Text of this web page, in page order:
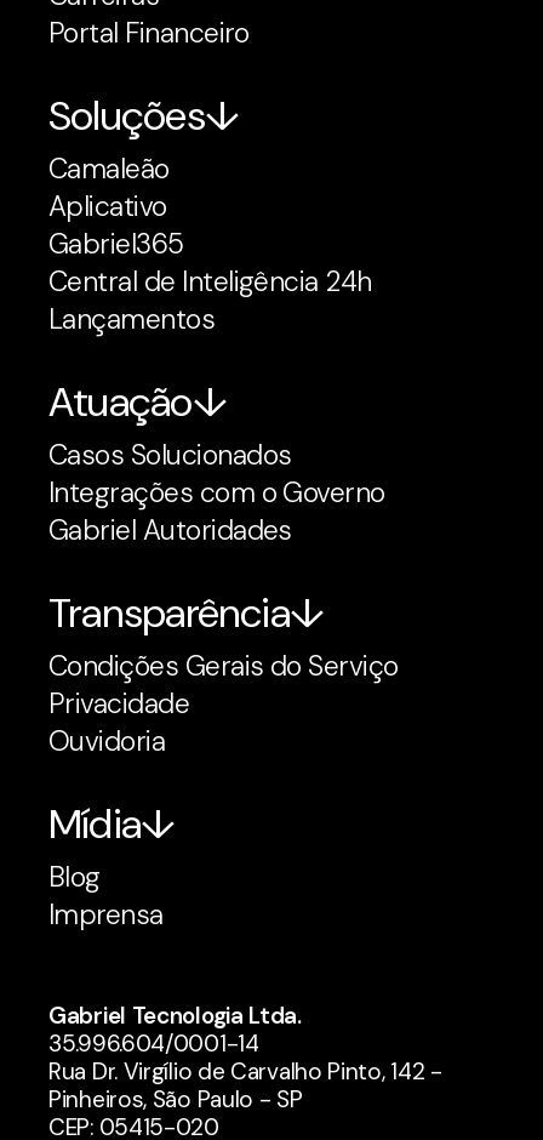
Portal Financeiro
Soluções
Camaleão
Aplicativo
Gabriel365
Central de Inteligência 24h
Lançamentos
Atuação
Casos Solucionados
Integrações com o Governo
Gabriel Autoridades
Transparência
Condições Gerais do Serviço
Privacidade
Ouvidoria
Mídia
Blog
Imprensa
Gabriel Tecnologia Ltda.
35.996.604/0001-14
Rua Dr. Virgílio de Carvalho Pinto, 142 -
Pinheiros, São Paulo - SP
CEP: 05415-020